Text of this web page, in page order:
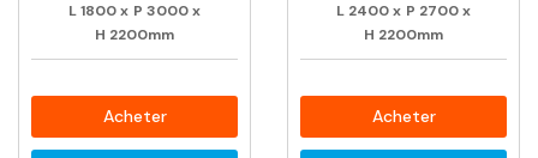
L1800x P 3000x
H 2200mm
Acheter
L 2400x P 2700x
H 2200mm
Acheter